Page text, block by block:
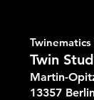
Twinematics
Twin
Martin-
13357